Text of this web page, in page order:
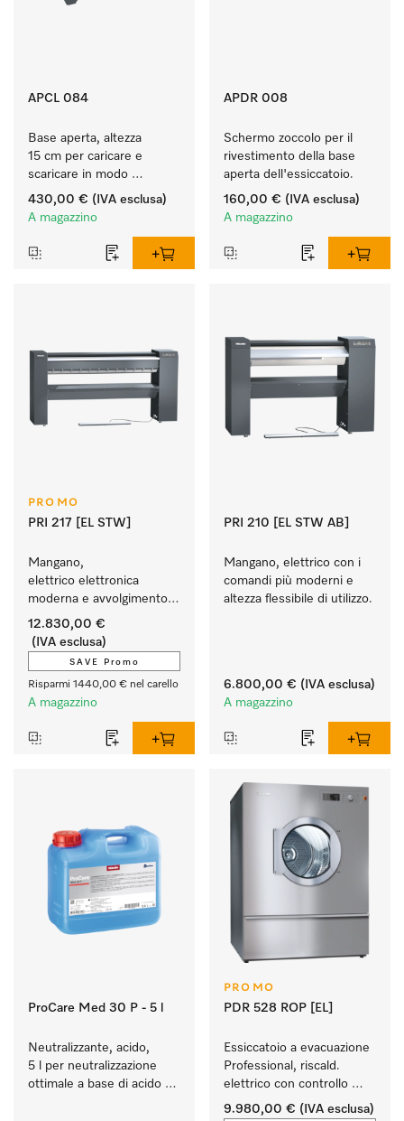
APCL 084
Base aperta, altezza
15 cm per caricare e
scaricare in modo
ergonomico la lavatrice e
l'essiccatoio.
430,00 € (IVA esclusa)
A magazzino
APDR 008
Schermo zoccolo per il
rivestimento della base
aperta dell'essiccatoio.
160,00 € (IVA esclusa)
A magazzino
PROMO
PRI 217 [EL STW]
Mangano,
elettrico elettronica
moderna e avvolgimento
in lana d'acciaio.
12.830,00 €
(IVA esclusa)
SAVE Promo
Risparmi 1440,00 € nel carello
A magazzino
PRI 210 [EL STW AB]
Mangano, elettrico con i
comandi più moderni e
altezza flessibile di utilizzo.
6.800,00 € (IVA esclusa)
A magazzino
ProCare Med 30 P - 5 l
Neutralizzante, acido,
5 l per neutralizzazione
ottimale a base di acido
PROMO
PDR 528 ROP [EL]
Essiccatoio a evacuazione
Professional, riscald.
elettrico con controllo
umidità residua M Select
9.980,00 € (IVA esclusa)